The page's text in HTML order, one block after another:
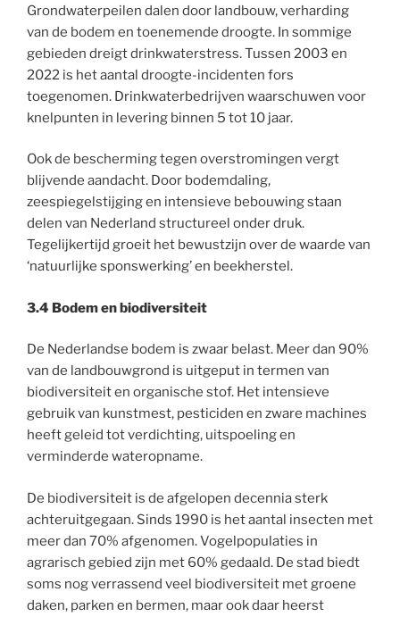
Grondwaterpeilen dalen door landbouw, verharding
van de bodem en toenemende droogte. In sommige
gebieden dreigt drinkwaterstress. Tussen 2003 en
2022 is het aantal droogte-incidenten fors
toegenomen. Drinkwaterbedrijven waarschuwen voor
knelpunten in levering binnen 5 tot 10 jaar.
Ook de bescherming tegen overstromingen vergt
blijvende aandacht. Door bodemdaling,
zeespiegelstijging en intensieve bebouwing staan
delen van Nederland structureel onder druk.
Tegelijkertijd groeit het bewustzijn over de waarde van
‘natuurlijke sponswerking’ en beekherstel.
3.4 Bodem en biodiversiteit
De Nederlandse bodem is zwaar belast. Meer dan 90%
van de landbouwgrond is uitgeput in termen van
biodiversiteit en organische stof. Het intensieve
gebruik van kunstmest, pesticiden en zware machines
heeft geleid tot verdichting, uitspoeling en
verminderde wateropname.
De biodiversiteit is de afgelopen decennia sterk
achteruitgegaan. Sinds 1990 is het aantal insecten met
meer dan 70% afgenomen. Vogelpopulaties in
agrarisch gebied zijn met 60% gedaald. De stad biedt
soms nog verrassend veel biodiversiteit met groene
daken, parken en bermen, maar ook daar heerst